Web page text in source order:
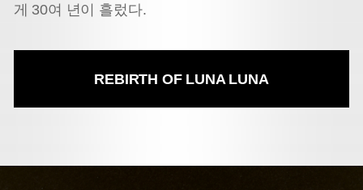
게 30여 년이 흘렀다.
REBIRTH OF LUNA LUNA